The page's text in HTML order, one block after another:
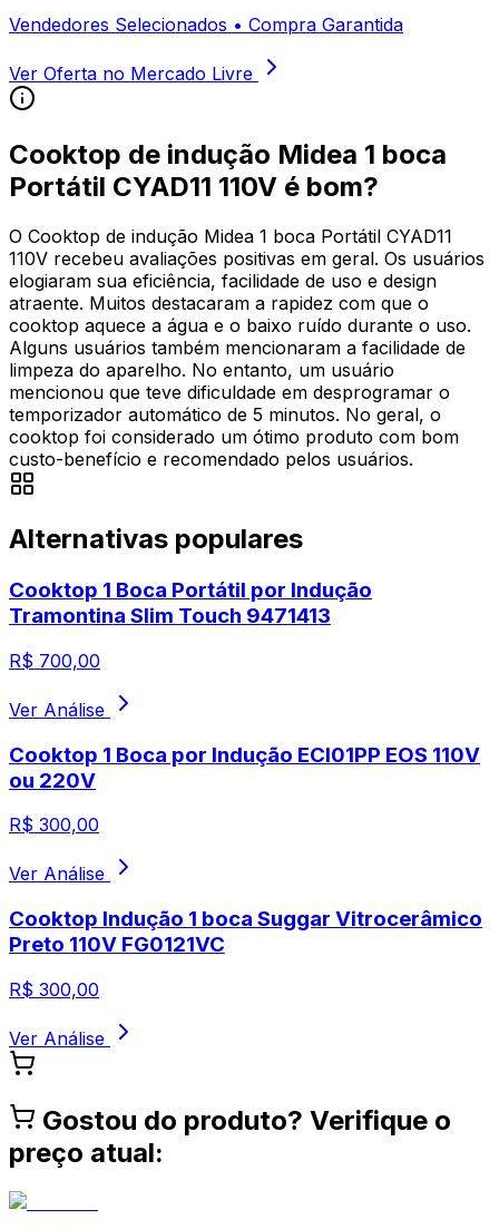
Vendedores Selecionados • Compra Garantida
Ver Oferta no Mercado Livre
Cooktop de indução Midea 1 boca
Portátil CYAD11 110V é bom?
O Cooktop de indução Midea 1 boca Portátil CYAD11
110V recebeu avaliações positivas em geral. Os usuários
elogiaram sua eficiência, facilidade de uso e design
atraente. Muitos destacaram a rapidez com que o
cooktop aquece a água e o baixo ruído durante o uso.
Alguns usuários também mencionaram a facilidade de
limpeza do aparelho. No entanto, um usuário
mencionou que teve dificuldade em desprogramar o
temporizador automático de 5 minutos. No geral, o
cooktop foi considerado um ótimo produto com bom
custo-benefício e recomendado pelos usuários.
Alternativas populares
Cooktop 1 Boca Portátil por Indução
Tramontina Slim Touch 9471413
R$ 700,00
Ver Análise
Cooktop 1 Boca por Indução ECI01PP EOS 110V
ou 220V
R$ 300,00
Ver Análise
Cooktop Indução 1 boca Suggar Vitrocerâmico
Preto 110V FG0121VC
R$ 300,00
Ver Análise
Gostou do produto? Verifique o
preço atual: